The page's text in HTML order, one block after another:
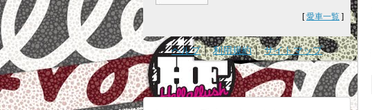
[愛車一覧 ]
ヘルプ｜利用規約｜サイトマップ